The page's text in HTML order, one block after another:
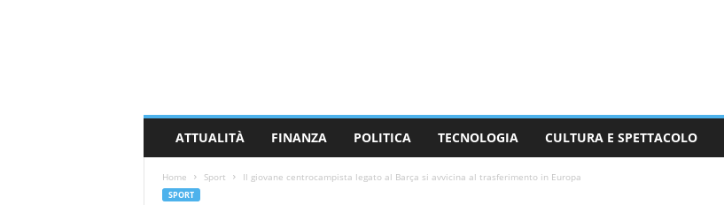
ATTUALITÀ FINANZA POLITICA TECNOLOGIA CULTURA E SPETTACOLO
Home Sport Il giovane centrocampista legato al Barça si avvicina al trasferimento in Europa
SPORT